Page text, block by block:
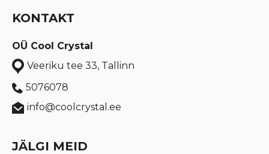
KONTAKT
OÜ Cool Crystal
Veeriku tee 33, Tallinn
5076078
info@coolcrystal.ee
JÄLGI MEID